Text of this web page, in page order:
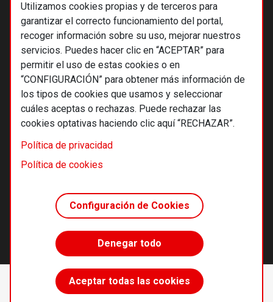
Utilizamos cookies propias y de terceros para
garantizar el correcto funcionamiento del portal,
recoger información sobre su uso, mejorar nuestros
servicios. Puedes hacer clic en “ACEPTAR” para
permitir el uso de estas cookies o en
“CONFIGURACIÓN” para obtener más información de
los tipos de cookies que usamos y seleccionar
cuáles aceptas o rechazas. Puede rechazar las
cookies optativas haciendo clic aquí “RECHAZAR”.
Política de privacidad
Política de cookies
Configuración de Cookies
Denegar todo
Aceptar todas las cookies
Accede sin límites
desde 55 €/año
Suscríbete
© 2026 Alternativas económicas SCCL
Footer
Términos y condiciones de uso
Política de cookies
Principios editoriales